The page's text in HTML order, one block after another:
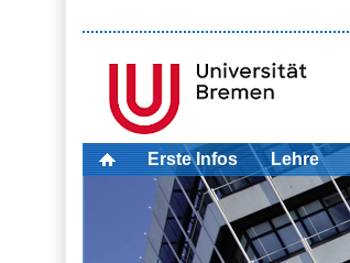
Erste Infos Lehre